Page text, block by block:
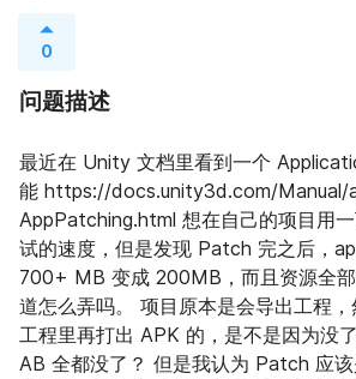
0
问题描述
最近在 Unity 文档里看到一个
能 https://docs.unity3d.com/Manual/
AppPatching.html 想在自己的项目用
试的速度，但是发现 Patch 完之后，
700+ MB 变成 200MB，而且资源全
道怎么弄吗。 项目原本是会导出工程
工程里再打出 APK 的，是不是因为没
AB 全都没了？ 但是我认为 Patch 应